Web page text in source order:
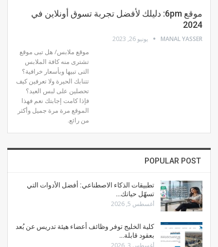
موقع 6pm: دليلك لأفضل تجربة تسوق أونلاين في
2024
MANAL YASSER يونيو 26, 2023
موقع ملابس/ هل تبى موقع
تشترى منه كافة الملابس
التى تبيها وبأسعار خرافية؟
تتنابك الحيرة ولا تعرفين كيف
تحصلين على لبس العيد؟
فإذا كامت إجابتك نعم فهذا
الموقع مرة مرة جميل وأكثر
من رائع.
POPULAR POST
تطبيقات الذكاء الاصطناعي: أفضل الأدوات التي
تسهّل حياتك…
أغسطس 5, 2026
كلية الخليج توفر وظائف أعضاء هيئة تدريس عن بُعد
بعقود قابلة…